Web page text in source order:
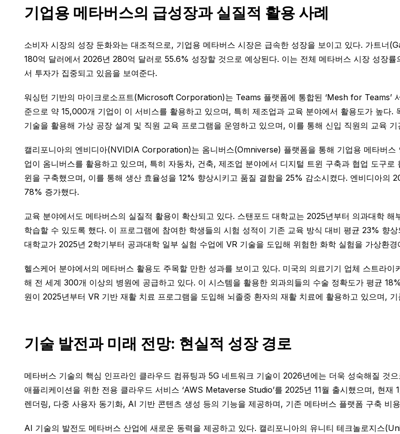
기업용 메타버스의 급성장과 실질적 활용 사례
소비자 시장의 성장 둔화와는 대조적으로, 기업용 메타버스 시장은 급속한 성장을 보이고 있다. 가트너
180억 달러에서 2026년 280억 달러로 55.6% 성장할 것으로 예상된다. 이는 전체 메타버스 시장 성장
서 투자가 집중되고 있음을 보여준다.
워싱턴 기반의 마이크로소프트(Microsoft Corporation)는 Teams 플랫폼에 통합된 ‘Mesh for Teams’
준으로 약 15,000개 기업이 이 서비스를 활용하고 있으며, 특히 제조업과 교육 분야에서 활용도가 높
기술을 활용해 가상 공장 설계 및 직원 교육 프로그램을 운영하고 있으며, 이를 통해 신입 직원의 교육
캘리포니아의 엔비디아(NVIDIA Corporation)는 옴니버스(Omniverse) 플랫폼을 통해 기업용 메타버
업이 옴니버스를 활용하고 있으며, 특히 자동차, 건축, 제조업 분야에서 디지털 트윈 구축과 협업 도구
윈을 구축했으며, 이를 통해 생산 효율성을 12% 향상시키고 품질 결함을 25% 감소시켰다. 엔비디아의
78% 증가했다.
교육 분야에서도 메타버스의 실질적 활용이 확산되고 있다. 스탠포드 대학교는 2025년부터 의과대학
학습할 수 있도록 했다. 이 프로그램에 참여한 학생들의 시험 성적이 기존 교육 방식 대비 평균 23% 향
대학교가 2025년 2학기부터 공과대학 일부 실험 수업에 VR 기술을 도입해 위험한 화학 실험을 가상환
헬스케어 분야에서의 메타버스 활용도 주목할 만한 성과를 보이고 있다. 미국의 의료기기 업체 스트라
해 전 세계 300개 이상의 병원에 공급하고 있다. 이 시스템을 활용한 외과의들의 수술 정확도가 평균
원이 2025년부터 VR 기반 재활 치료 프로그램을 도입해 뇌졸중 환자의 재활 치료에 활용하고 있으며,
기술 발전과 미래 전망: 현실적 성장 경로
메타버스 기술의 핵심 인프라인 클라우드 컴퓨팅과 5G 네트워크 기술이 2026년에는 더욱 성숙해질
애플리케이션을 위한 전용 클라우드 서비스 ‘AWS Metaverse Studio’를 2025년 11월 출시했으며, 현
렌더링, 다중 사용자 동기화, AI 기반 콘텐츠 생성 등의 기능을 제공하며, 기존 메타버스 플랫폼 구축 비
AI 기술의 발전도 메타버스 산업에 새로운 동력을 제공하고 있다. 캘리포니아의 유니티 테크놀로지스